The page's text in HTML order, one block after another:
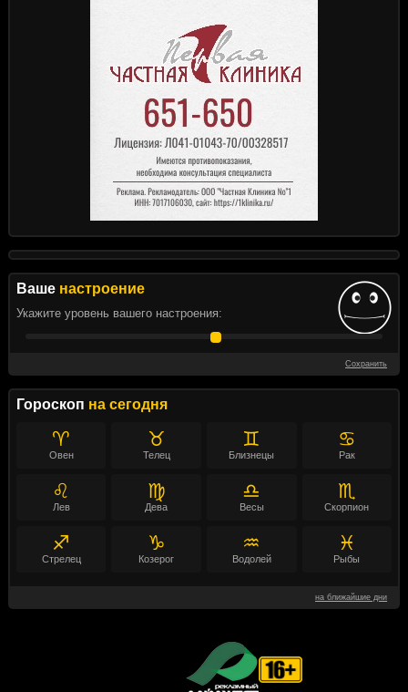
Ваше настроение
Укажите уровень вашего настроения:
Сохранить
Гороскоп на сегодня
♈
Овен
♉
Телец
♊
Близнецы
♋
Рак
♌
Лев
♍
Дева
♎
Весы
♏
Скорпион
♐
Стрелец
♑
Козерог
♒
Водолей
♓
Рыбы
на ближайшие дни